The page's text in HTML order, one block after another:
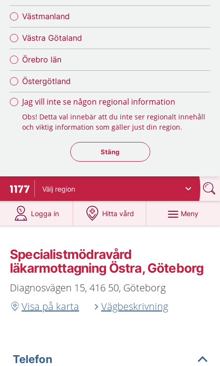
Västmanland
Västra Götaland
Örebro län
Östergötland
Jag vill inte se någon regional information
Obs! Detta val innebär att du inte ser regionalt innehåll
och viktig information som gäller just din region.
Stäng regionsväljaren
Stäng
Till startsidan för 1177
Välj region
Logga in
på 1177.se
Hitta vård
på 1177.se
Meny
Specialistmödravård
läkarmottagning Östra, Göteborg
Diagnosvägen 15, 416 50, Göteborg
Visa på karta
Vägbeskrivning
Telefon